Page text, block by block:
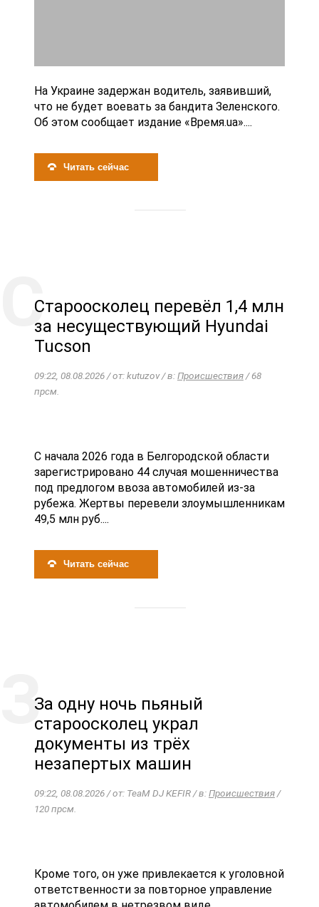
На Украине задержан водитель, заявивший,
что не будет воевать за бандита Зеленского.
Об этом сообщает издание «Время.ua»....
Читать сейчас
Староосколец перевёл 1,4 млн
за несуществующий Hyundai
Tucson
09:22, 08.08.2026 / от: kutuzov / в:Происшествия/ 68
прсм.
С начала 2026 года в Белгородской области
зарегистрировано 44 случая мошенничества
под предлогом ввоза автомобилей из-за
рубежа. Жертвы перевели злоумышленникам
49,5 млн руб....
Читать сейчас
За одну ночь пьяный
староосколец украл
документы из трёх
незапертых машин
09:22, 08.08.2026 / от: TeaM DJ KEFIR / в:Происшествия/
120 прсм.
Кроме того, он уже привлекается к уголовной
ответственности за повторное управление